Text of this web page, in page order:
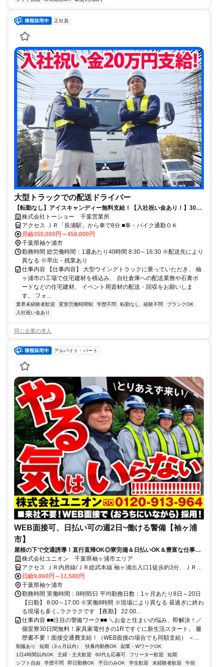
正社員
大型トラックでの配送ドライバー
【転勤なし】アイスキャンディー無料支給！【入社祝い金あり！】30代
～40代の方活躍中◎未経験の方も大歓迎！【業界大手◎労務管理もバッ
チリ】無理ない走りで安定収入◎
株式会社トーショー 千葉営業所
アクセス ＪＲ「長浦駅」から車で8分 ■車・バイク通勤ＯＫ
月給350,000円～450,000円
千葉県袖ケ浦市
勤務時間 総労働時間：1週あたり40時間 8:30～16:30 ※配送先により
異なる ※早出・残業あり
仕事内容 【仕事内容】 大型ウイングトラックに乗っていただき、 袖
ヶ浦市の工場で住宅建材を積込み、 自社倉庫への配送業務や石膏ボ
ードなどの住宅建材、 イベント用資材の配送・回収をお願いしま
す。 フォ...
業界未経験者歓迎 変形労働時間制 学歴不問 転勤なし 経験不問
ブランクOK
入社祝い金あり
同じ企業の求人
アルバイト・パート
WEB面接可、日払い可の週2日~働ける警備【袖ヶ浦
市】
屋根の下で交通誘導！直行直帰OK◎寮完備＆日払いOK＆豊富な仕事量
★仕事が早く終わった時でも日給保証
株式会社ユニオン 千葉県袖ヶ浦市エリア
アクセス ＪＲ内房線/ＪＲ総武本線 袖ヶ浦出入口1徒歩約3分、ＪＲ内
房線/ＪＲ総武本線 巌根東口徒歩約40分、ＪＲ内房線 長浦（千葉県）
中央口徒歩約49分 千葉県袖ヶ浦市エリア（袖ケ浦駅、永浦駅、横田
駅、東横田駅等）
日給9,860円～11,580円
千葉県袖ケ浦市
勤務時間 実働時間：8時間/日 平均勤務日数：1ヶ月あたり8日～20日
【日勤】 8:00～17:00 ※実働8時間 ※現場により異なる 昼過ぎに終わ
る現場も多く､ラクラクです 【夜勤】 22:00...
仕事内容 ■■注目の警備ワーク■■ ＼お金と住まいの悩み、即解決！／
個室寮30日間無料！家具家電付きの1Rですぐに新生活スタート。 履
歴書不要！面接交通費支給！（WEB面接の場合でも同額支給） ＜...
制服あり 短期（3ヵ月以内） 扶養内勤務OK
副業・WワークOK
1日4時間以内OK
主婦・主夫歓迎 60代も応募可 フリーター歓迎
短期
シフト自由
学歴不問 即日勤務OK 平日のみOK 学生歓迎 未経験者歓迎
午前